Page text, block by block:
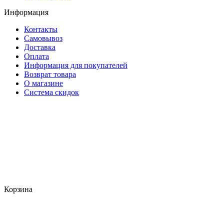
Информация
Контакты
Самовывоз
Доставка
Оплата
Информация для покупателей
Возврат товара
О магазине
Система скидок
Корзина